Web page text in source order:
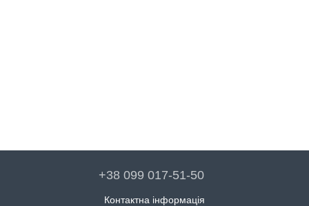
+38 099 017-51-50
Контактна інформація